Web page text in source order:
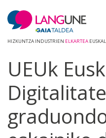
HIZKUNTZA INDUSTRIEN ELKARTEA
UEUk